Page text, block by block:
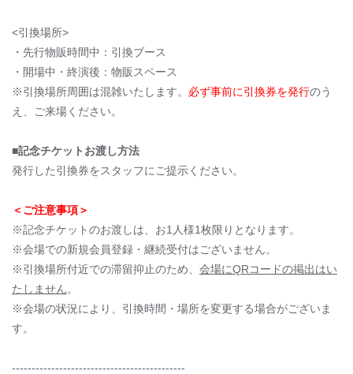
<引換場所>
・先行物販時間中：引換ブース
・開場中・終演後：物販スペース
※引換場所周囲は混雑いたします。 必ず事前に引換券を発行のう
え、ご来場ください。
■記念チケットお渡し方法
発行した引換券をスタッフにご提示ください。
＜ご注意事項＞
※記念チケットのお渡しは、お1人様1枚限りとなります。
※会場での新規会員登録・継続受付はございません。
※引換場所付近での滞留抑止のため、 会場にQRコードの掲出はい
たしません。
※会場の状況により、引換時間・場所を変更する場合がございま
す。
--------------------------------------------